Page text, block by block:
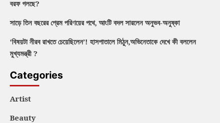
বরফ গলছে?
সাড়ে তিন বছরের প্রেম পরিণয়ের পথে, আংটি বদল সারলেন অনুভব-অনুষ্কা
‘বিষয়টা নীরব রাখতে চেয়েছিলেন’! হাসপাতালে মিঠুন,অভিনেতাকে দেখে কী বললেন
মুখ্যমন্ত্রী ?
Categories
Artist
Beauty